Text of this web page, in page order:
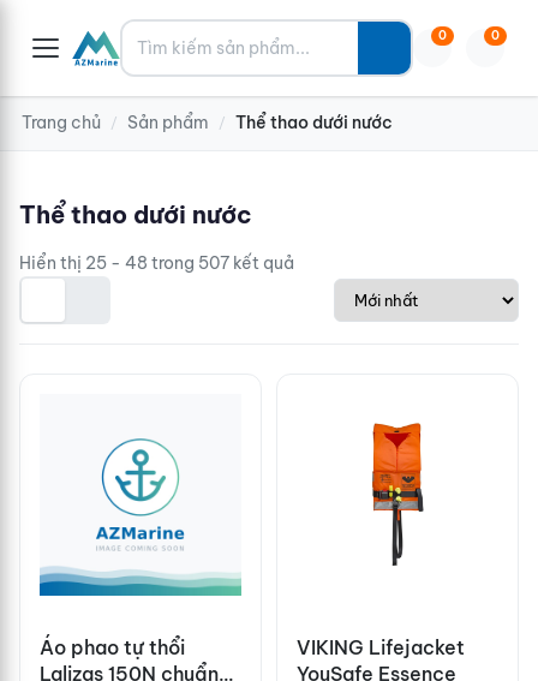
Tìm kiếm 0 0
Trang chủ / Sản phẩm / Thể thao dưới nước
Thể thao dưới nước
Hiển thị 25 - 48 trong 507 kết quả
Áo phao tự thổi
Lalizas 150N chuẩn
VIKING Lifejacket
YouSafe Essence